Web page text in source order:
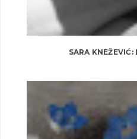
SARA KNEŽEVIĆ: